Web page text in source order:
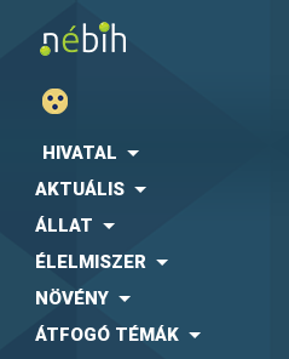
HIVATAL
AKTUÁLIS
ÁLLAT
ÉLELMISZER
NÖVÉNY
ÁTFOGÓ TÉMÁK